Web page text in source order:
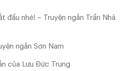
đầu nhé! – Truyện ngắn Trần Nhã
ngắn Sơn Nam
của Lưu Đức Trung